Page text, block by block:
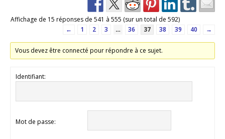
Affichage de 15 réponses de 541 à 555 (sur un total de 592)
←
1 2 3 … 36 37 38 39 40 →
Vous devez être connecté pour répondre à ce sujet.
Identifiant:
Mot de passe: